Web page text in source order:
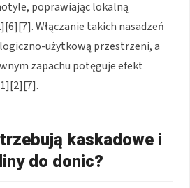
poprawiając lokalną
Włączanie takich nasadzeń
użytkową przestrzeni, a
zapachu potęguje efekt
kaskadowe i
do donic?